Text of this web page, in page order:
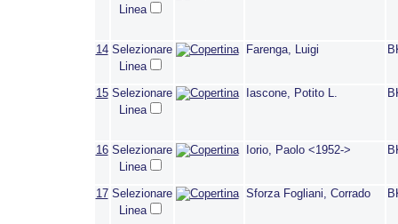
Linea
14 Selezionare
Linea
Farenga, Luigi
15 Selezionare
Linea
Iascone, Potito L.
16 Selezionare
Linea
Iorio, Paolo <1952->
17 Selezionare
Linea
Sforza Fogliani, Corrado